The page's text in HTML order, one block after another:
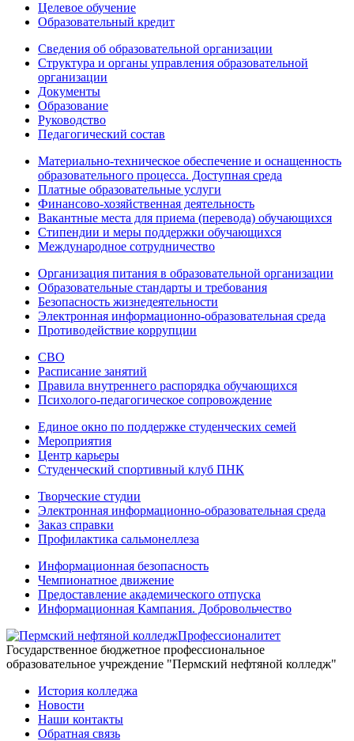
Целевое обучение
Образовательный кредит
Сведения об образовательной организации
Структура и органы управления образовательной
организации
Документы
Образование
Руководство
Педагогический состав
Материально-техническое обеспечение и оснащенность
образовательного процесса. Доступная среда
Платные образовательные услуги
Финансово-хозяйственная деятельность
Вакантные места для приема (перевода) обучающихся
Стипендии и меры поддержки обучающихся
Международное сотрудничество
Организация питания в образовательной организации
Образовательные стандарты и требования
Безопасность жизнедеятельности
Электронная информационно-образовательная среда
Противодействие коррупции
СВО
Расписание занятий
Правила внутреннего распорядка обучающихся
Психолого-педагогическое сопровождение
Единое окно по поддержке студенческих семей
Мероприятия
Центр карьеры
Студенческий спортивный клуб ПНК
Творческие студии
Электронная информационно-образовательная среда
Заказ справки
Профилактика сальмонеллеза
Информационная безопасность
Чемпионатное движение
Предоставление академического отпуска
Информационная Кампания. Добровольчество
Профессионалитет
Государственное бюджетное профессиональное
образовательное учреждение "Пермский нефтяной колледж"
История колледжа
Новости
Наши контакты
Обратная связь